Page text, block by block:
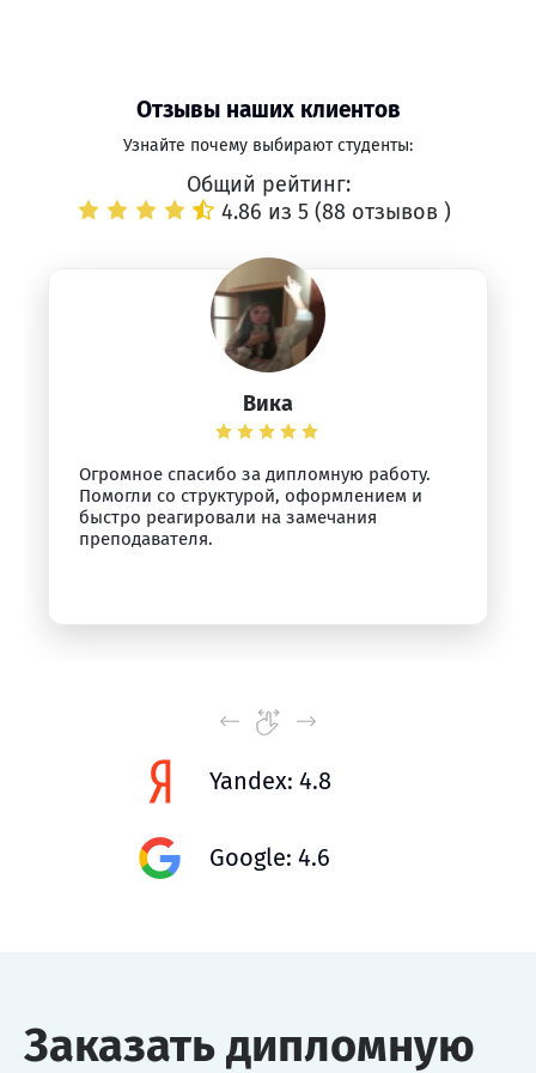
Отзывы наших клиентов
Узнайте почему выбирают студенты:
Общий рейтинг:
4.86 из 5 (88 отзывов )
Вика
Огромное спасибо за дипломную работу.
Помогли со структурой, оформлением и
быстро реагировали на замечания
преподавателя.
Yandex: 4.8
Google: 4.6
Заказать дипломную